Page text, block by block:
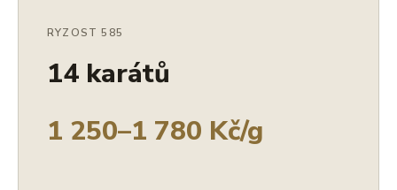
RYZOST 585
14 karátů
1 250–1 780 Kč/g